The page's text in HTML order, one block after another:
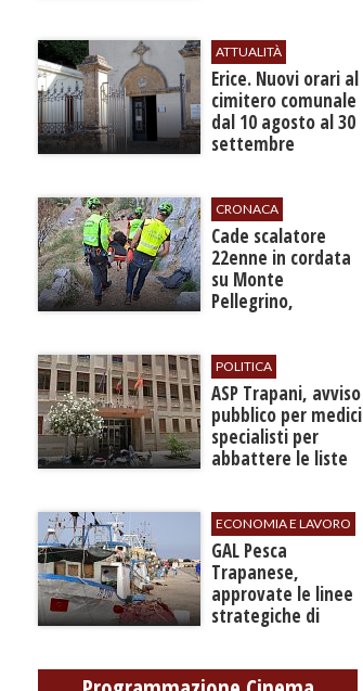
ATTUALITÀ
​Erice. Nuovi orari al
cimitero comunale
dal 10 agosto al 30
settembre
CRONACA
​Cade scalatore
22enne in cordata
su Monte
Pellegrino,
gamba
POLITICA
ASP Trapani, avviso
pubblico per medici
specialisti per
abbattere le liste
ECONOMIA E LAVORO
GAL Pesca
Trapanese,
approvate le linee
strategiche di
settembre